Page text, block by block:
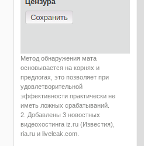
Метод обнаружения мата
основывается на корнях и
предлогах, это позволяет при
удовлетворительной
эффективности практически не
иметь ложных срабатываний.
2. Добавлены 3 новостных
видеохостинга iz.ru (Известия),
ria.ru и liveleak.com.